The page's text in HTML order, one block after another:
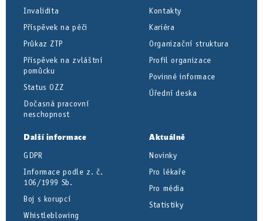
Invalidita
Příspěvek na péči
Průkaz ZTP
Příspěvek na zvláštní
pomůcku
Status OZZ
Dočasná pracovní
neschopnost
Kontakty
Kariéra
Organizační struktura
Profil organizace
Povinné informace
Úřední deska
Další informace
GDPR
Informace podle z. č.
106/1999 Sb.
Boj s korupcí
Whistleblowing
Aktuálně
Novinky
Pro lékaře
Pro média
Statistiky